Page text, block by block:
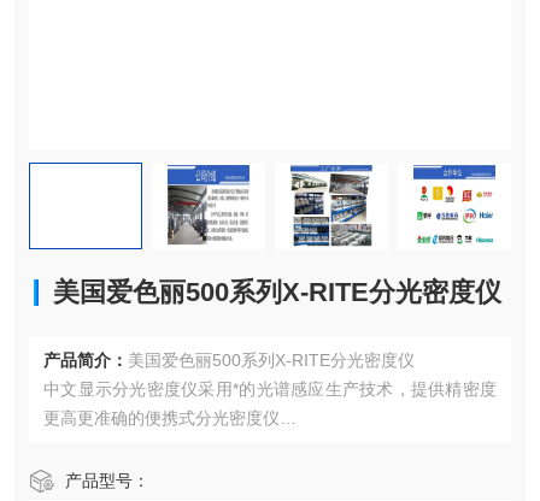
美国爱色丽500系列X-RITE分光密度仪
产品简介： 美国爱色丽500系列X-RITE分光密度仪
中文显示分光密度仪采用*的光谱感应生产技术，提供精密度
更高更准确的便携式分光密度仪
500系列大特点是可同时测量四色和油墨，还备有多种密度、
产品型号：